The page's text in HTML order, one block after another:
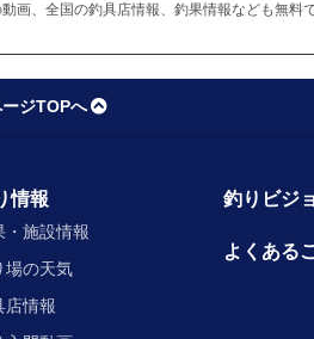
、全国の釣具店情報、釣果情報なども無
ジTOPへ
情報
・施設情報
場の天気
店情報
釣りビジ
よくある